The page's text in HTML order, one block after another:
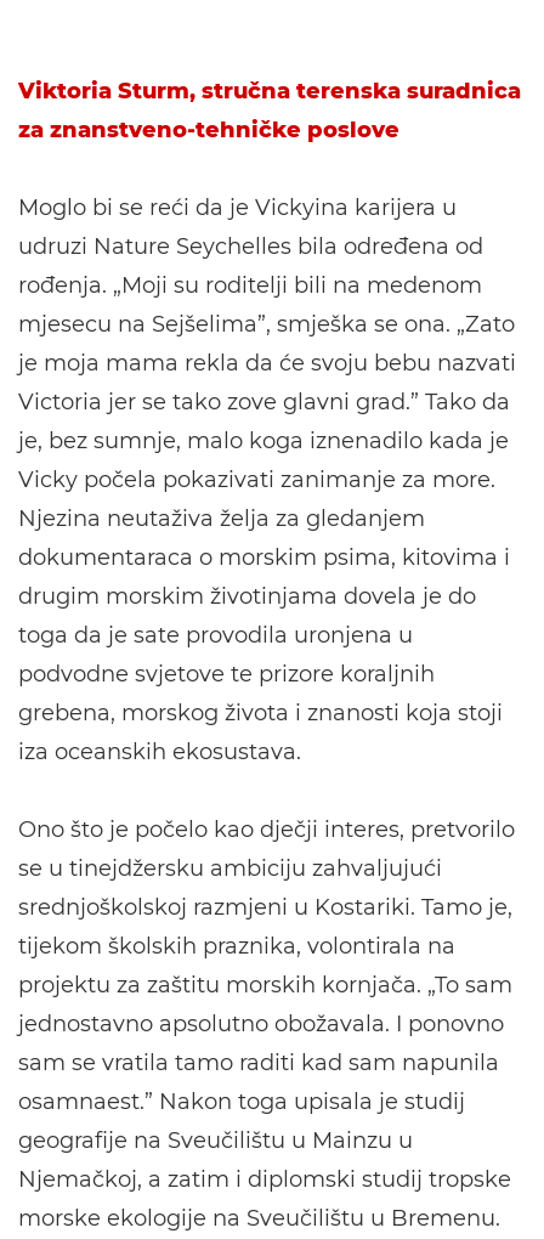
Viktoria Sturm, stručna terenska suradnica
za znanstveno-tehničke poslove
Moglo bi se reći da je Vickyina karijera u
udruzi Nature Seychelles bila određena od
rođenja. „Moji su roditelji bili na medenom
mjesecu na Sejšelima”, smješka se ona. „Zato
je moja mama rekla da će svoju bebu nazvati
Victoria jer se tako zove glavni grad.” Tako da
je, bez sumnje, malo koga iznenadilo kada je
Vicky počela pokazivati zanimanje za more.
Njezina neutaživa želja za gledanjem
dokumentaraca o morskim psima, kitovima i
drugim morskim životinjama dovela je do
toga da je sate provodila uronjena u
podvodne svjetove te prizore koraljnih
grebena, morskog života i znanosti koja stoji
iza oceanskih ekosustava.
Ono što je počelo kao dječji interes, pretvorilo
se u tinejdžersku ambiciju zahvaljujući
srednjoškolskoj razmjeni u Kostariki. Tamo je,
tijekom školskih praznika, volontirala na
projektu za zaštitu morskih kornjača. „To sam
jednostavno apsolutno obožavala. I ponovno
sam se vratila tamo raditi kad sam napunila
osamnaest.” Nakon toga upisala je studij
geografije na Sveučilištu u Mainzu u
Njemačkoj, a zatim i diplomski studij tropske
morske ekologije na Sveučilištu u Bremenu.